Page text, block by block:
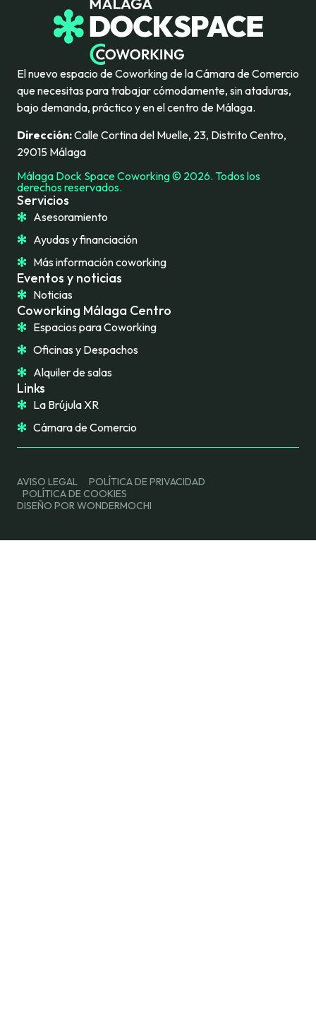
Coworking Málaga Centro
Espacios para Coworking
Oficinas y Despachos
Alquiler de salas
Links
La Brújula XR
Cámara de Comercio
Servicios
Asesoramiento
Ayudas y financiación
Más información coworking
Eventos y noticias
Noticias
El nuevo espacio de Coworking de la Cámara de Comercio
que necesitas para trabajar cómodamente, sin ataduras,
bajo demanda, práctico y en el centro de Málaga.
Dirección:Calle Cortina del Muelle, 23, Distrito Centro,
29015 Málaga
Málaga Dock Space Coworking © 2026. Todos los
derechos reservados.
AVISO LEGAL
POLÍTICA DE PRIVACIDAD
POLÍTICA DE COOKIES
DISEÑO POR WONDERMOCHI